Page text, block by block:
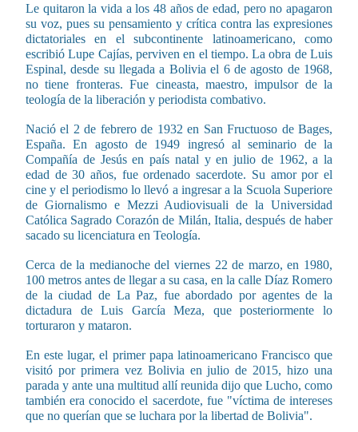
Le quitaron la vida a los 48 años de edad, pero no apagaron
su voz, pues su pensamiento y crítica contra las expresiones
dictatoriales en el subcontinente latinoamericano, como
escribió Lupe Cajías, perviven en el tiempo. La obra de Luis
Espinal, desde su llegada a Bolivia el 6 de agosto de 1968,
no tiene fronteras. Fue cineasta, maestro, impulsor de la
teología de la liberación y periodista combativo.
Nació el 2 de febrero de 1932 en San Fructuoso de Bages,
España. En agosto de 1949 ingresó al seminario de la
Compañía de Jesús en país natal y en julio de 1962, a la
edad de 30 años, fue ordenado sacerdote. Su amor por el
cine y el periodismo lo llevó a ingresar a la Scuola Superiore
de Giornalismo e Mezzi Audiovisuali de la Universidad
Católica Sagrado Corazón de Milán, Italia, después de haber
sacado su licenciatura en Teología.
Cerca de la medianoche del viernes 22 de marzo, en 1980,
100 metros antes de llegar a su casa, en la calle Díaz Romero
de la ciudad de La Paz, fue abordado por agentes de la
dictadura de Luis García Meza, que posteriormente lo
torturaron y mataron.
En este lugar, el primer papa latinoamericano Francisco que
visitó por primera vez Bolivia en julio de 2015, hizo una
parada y ante una multitud allí reunida dijo que Lucho, como
también era conocido el sacerdote, fue "víctima de intereses
que no querían que se luchara por la libertad de Bolivia".